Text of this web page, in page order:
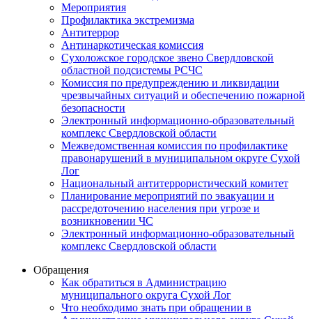
Мероприятия
Профилактика экстремизма
Антитеррор
Антинаркотическая комиссия
Сухоложское городское звено Свердловской
областной подсистемы РСЧС
Комиссия по предупреждению и ликвидации
чрезвычайных ситуаций и обеспечению пожарной
безопасности
Электронный информационно-образовательный
комплекс Cвердловской области
Межведомственная комиссия по профилактике
правонарушений в муниципальном округе Сухой
Лог
Национальный антитеррористический комитет
Планирование мероприятий по эвакуации и
рассредоточению населения при угрозе и
возникновении ЧС
Электронный информационно-образовательный
комплекс Свердловской области
Обращения
Как обратиться в Администрацию
муниципального округа Сухой Лог
Что необходимо знать при обращении в